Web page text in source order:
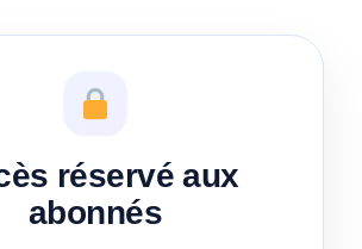
réservé aux
abonnés